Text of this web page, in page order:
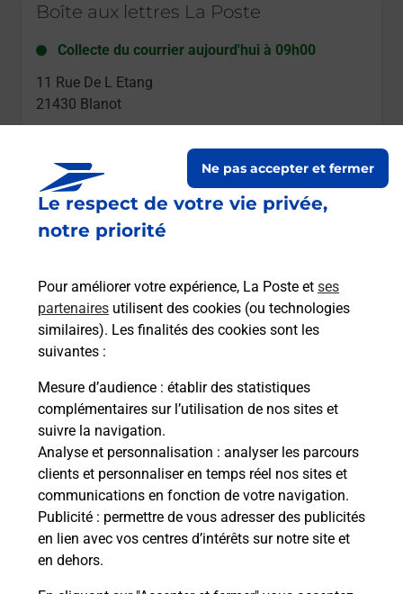
Le respect de votre vie privée,
notre priorité
Pour améliorer votre expérience, La Poste et ses
partenaires utilisent des cookies (ou technologies
similaires). Les finalités des cookies sont les
suivantes :
Mesure d’audience : établir des statistiques
complémentaires sur l’utilisation de nos sites et
suivre la navigation.
Analyse et personnalisation : analyser les parcours
clients et personnaliser en temps réel nos sites et
communications en fonction de votre navigation.
Publicité : permettre de vous adresser des publicités
en lien avec vos centres d’intérêts sur notre site et
en dehors.
Ne pas accepter et fermer
Boîte aux lettres La Poste
Collecte du courrier aujourd'hui à 09h00
11 Rue De L Etang
21430 Blanot
Boîte aux lettres La Poste
5 Rue Jean Diard
21430 Blanot
Le lien s'ouvre dans un nouvel onglet
Boîte aux lettres La Poste
Collecte du courrier aujourd'hui à 09h00
12 Rue De L Eglise
21430 Blanot
Le lien s'ouvre dans un nouvel onglet